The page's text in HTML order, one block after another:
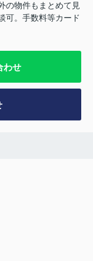
の物件もまとめて見
可。手数料等カード
わせ